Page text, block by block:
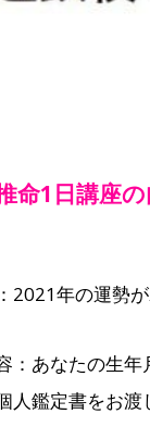
命1日講座
2021年の運勢
あなたの生年
人鑑定書をお渡